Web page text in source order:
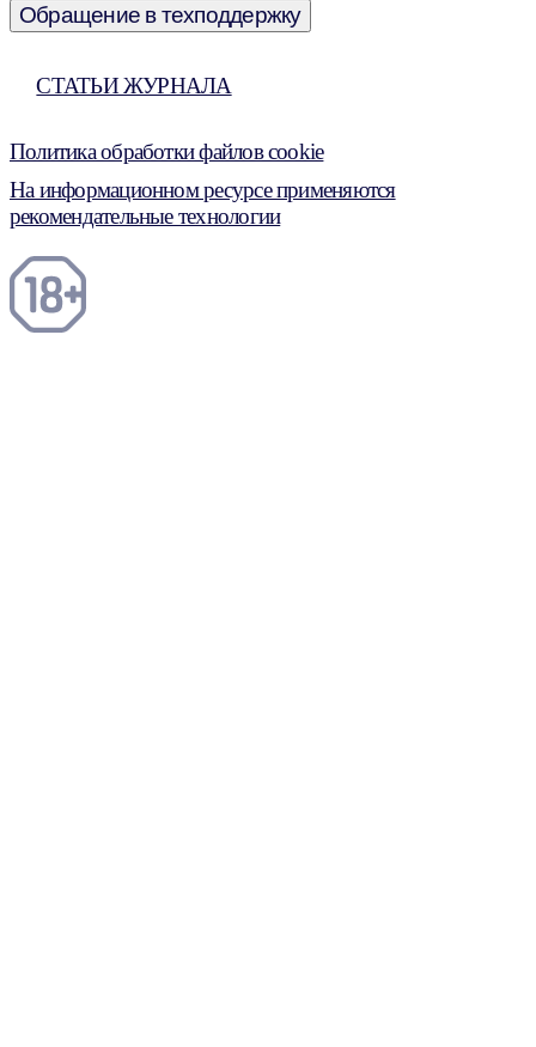
Обращение в техподдержку
СТАТЬИ ЖУРНАЛА
Политика обработки файлов cookie
На информационном ресурсе применяются
рекомендательные технологии